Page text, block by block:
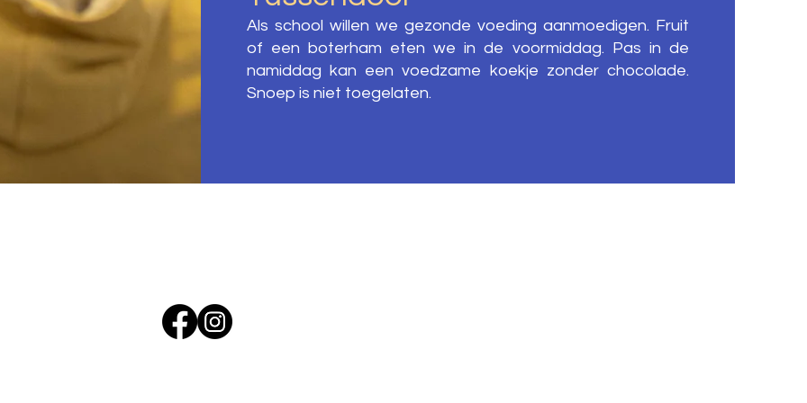
Als school willen we gezonde voeding aanmoedigen. Fruit
of een boterham eten we in de voormiddag. Pas in de
namiddag kan een voedzame koekje zonder chocolade.
Snoep is niet toegelaten.